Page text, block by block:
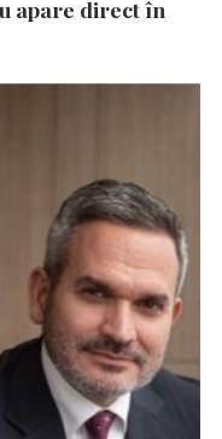
apare direct în